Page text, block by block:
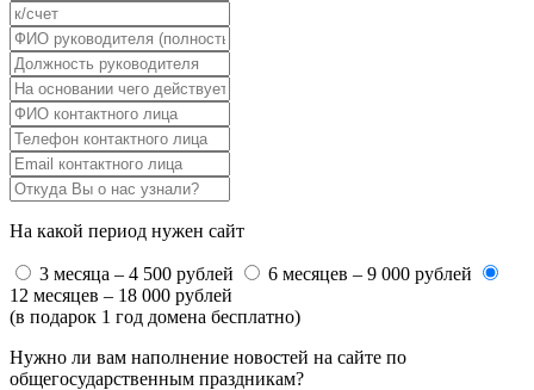
На какой период нужен сайт
3 месяца – 4 500 рублей
6 месяцев – 9 000 рублей
12 месяцев – 18 000 рублей
(в подарок 1 год домена бесплатно)
Нужно ли вам наполнение новостей на сайте по
общегосударственным праздникам?